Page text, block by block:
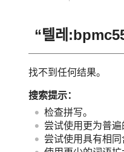
“텔레
找不到任何结果。
搜索提示：
检查拼写。
尝试使用更为普遍
尝试使用具有相同